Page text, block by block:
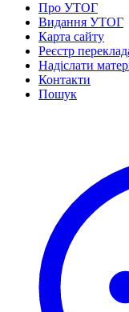
Про УТОГ
Видання УТОГ
Карта сайту
Реєстр
Надіслати
Контакти
Пошук